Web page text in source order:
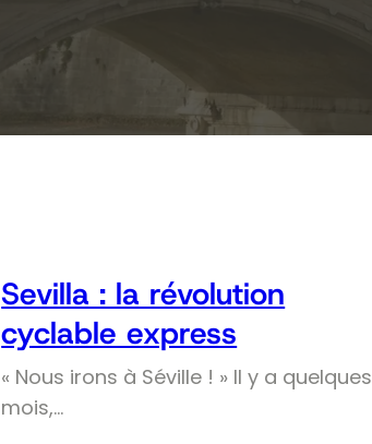
Sevilla : la révolution
cyclable express
« Nous irons à Séville ! » Il y a quelques
mois,…